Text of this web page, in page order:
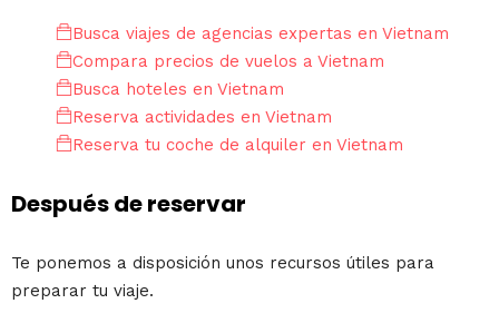
Busca viajes de agencias expertas en Vietnam
Compara precios de vuelos a Vietnam
Busca hoteles en Vietnam
Reserva actividades en Vietnam
Reserva tu coche de alquiler en Vietnam
Después de reservar
Te ponemos a disposición unos recursos útiles para
preparar tu viaje.